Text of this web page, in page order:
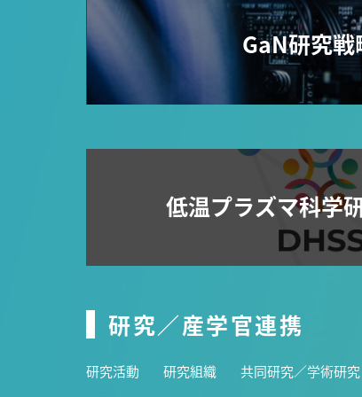
GaN研究戦
低温プラズマ科学
研究／産学官連携
研究活動 研究組織 共同研究／学術研